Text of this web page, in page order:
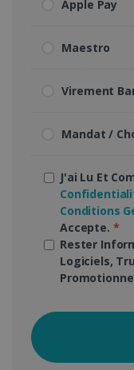
Apple Pay
Maestro
Virement
Mandat /
J'ai Lu Et
Conditions
Accepte. *
Rester
Logiciels,